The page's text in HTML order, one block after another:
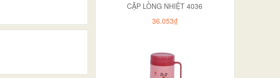
CẶP LỒNG NHIỆT 4036
36.053₫